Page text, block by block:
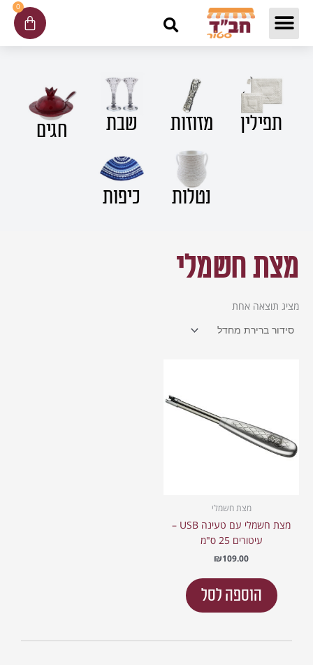
דילוג
0
עגלת
קניות
תפילין מזוזות שבת חגים
נטלות כיפות
מצת חשמלי
מציג תוצאה אחת
מצת חשמלי
מצת חשמלי עם טעינה USB –
עיטורים 25 ס"מ
₪109.00
הוספה לסל